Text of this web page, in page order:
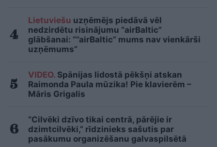
Lietuviešu uzņēmējs piedāvā vēl
nedzirdētu risinājumu “airBaltic”
glābšanai: “”airBaltic” mums nav vienkārši
uzņēmums”
VIDEO. Spānijas lidostā pēkšņi atskan
Raimonda Paula mūzika! Pie klavierēm –
Māris Grigalis
“Cilvēki dzīvo tikai centrā, pārējie ir
dzimtcilvēki,” rīdzinieks sašutis par
pasākumu organizēšanu galvaspilsētā